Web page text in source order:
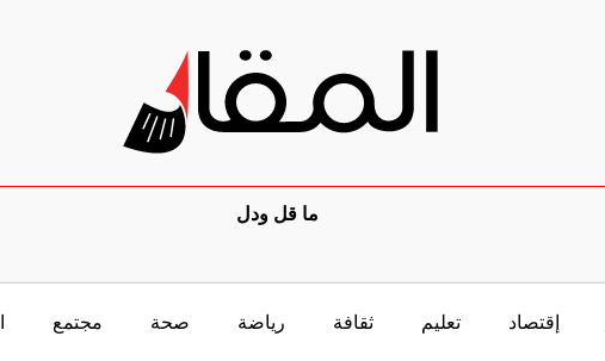
ما قل ودل
إقتصاد تعليم ثقافة رياضة صحة مجتمع